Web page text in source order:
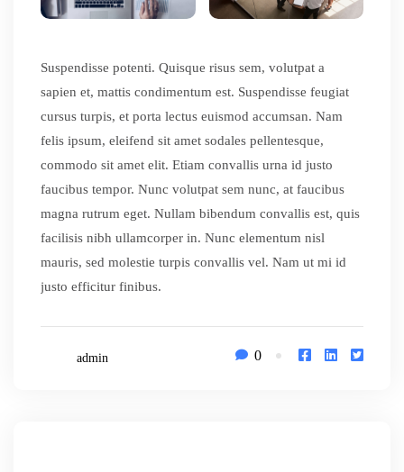
Suspendisse potenti. Quisque risus sem, volutpat a
sapien et, mattis condimentum est. Suspendisse feugiat
cursus turpis, et porta lectus euismod accumsan. Nam
felis ipsum, eleifend sit amet sodales pellentesque,
commodo sit amet elit. Etiam convallis urna id justo
faucibus tempor. Nunc volutpat sem nunc, at faucibus
magna rutrum eget. Nullam bibendum convallis est, quis
facilisis nibh ullamcorper in. Nunc elementum nisl
mauris, sed molestie turpis convallis vel. Nam ut mi id
justo efficitur finibus.
admin 0